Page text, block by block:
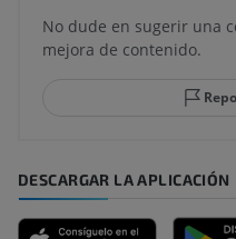
No dude en sugerir una
mejora de contenido.
DESCARGAR LA APLICACIÓN